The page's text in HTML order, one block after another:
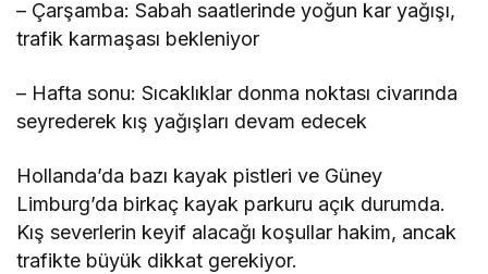
– Çarşamba: Sabah saatlerinde yoğun kar yağışı,
trafik karmaşası bekleniyor
– Hafta sonu: Sıcaklıklar donma noktası civarında
seyrederek kış yağışları devam edecek
Hollanda’da bazı kayak pistleri ve Güney
Limburg’da birkaç kayak parkuru açık durumda.
Kış severlerin keyif alacağı koşullar hakim, ancak
trafikte büyük dikkat gerekiyor.